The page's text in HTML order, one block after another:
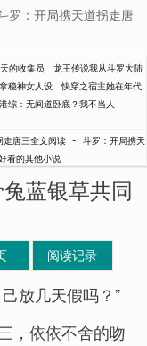
罗：开局携天道拐走唐
的收集员
龙王传说我从斗罗大陆
稳神女人设
快穿之宿主她在年代
港综：无间道卧底？我不当人
走唐三全文阅读 - 斗罗：开局携天
看的其他小说
蓝银草共同
阅读记录
放几天假吗？”
，依依不舍的吻